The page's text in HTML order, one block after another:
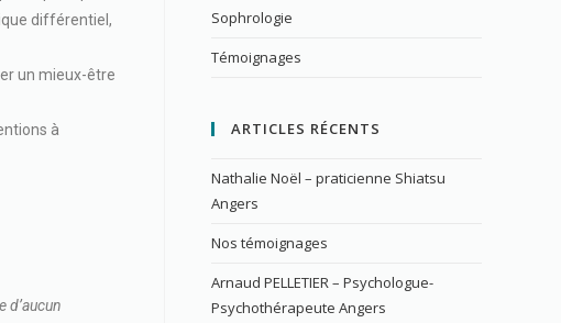
différentiel,
un mieux-être
à
d’aucun
Sophrologie
Témoignages
ARTICLES RÉCENTS
Nathalie Noël – praticienne Shiatsu
Angers
Nos témoignages
Arnaud PELLETIER – Psychologue-
Psychothérapeute Angers